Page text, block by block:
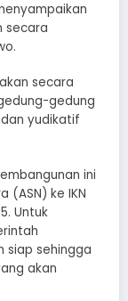
secara
secara
gedung
yudikatif
ini
(ASN) ke IKN
Untuk
siap sehingga
akan